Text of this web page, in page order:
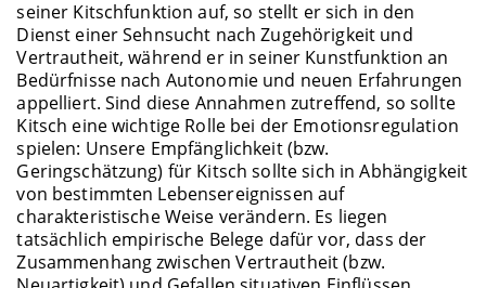
seiner Kitschfunktion auf, so stellt er sich in den
Dienst einer Sehnsucht nach Zugehörigkeit und
Vertrautheit, während er in seiner Kunstfunktion an
Bedürfnisse nach Autonomie und neuen Erfahrungen
appelliert. Sind diese Annahmen zutreffend, so sollte
Kitsch eine wichtige Rolle bei der Emotionsregulation
spielen: Unsere Empfänglichkeit (bzw.
Geringschätzung) für Kitsch sollte sich in Abhängigkeit
von bestimmten Lebensereignissen auf
charakteristische Weise verändern. Es liegen
tatsächlich empirische Belege dafür vor, dass der
Zusammenhang zwischen Vertrautheit (bzw.